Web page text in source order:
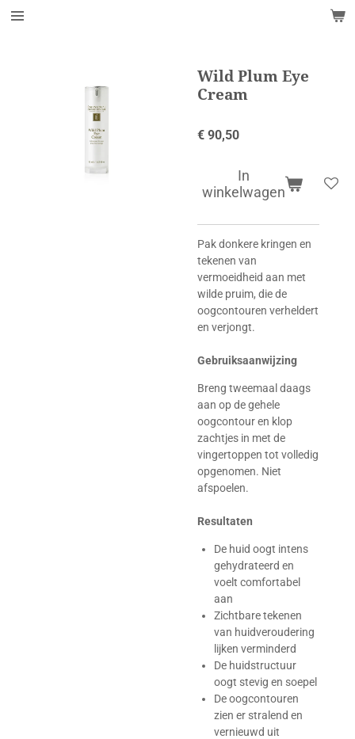
Ga
Wild Plum Eye
Cream
€ 90,50
In
winkelwagen
Pak donkere kringen en
tekenen van
vermoeidheid aan met
wilde pruim, die de
oogcontouren verheldert
en verjongt.
Gebruiksaanwijzing
Breng tweemaal daags
aan op de gehele
oogcontour en klop
zachtjes in met de
vingertoppen tot volledig
opgenomen. Niet
afspoelen.
Resultaten
De huid oogt intens
gehydrateerd en
voelt comfortabel
aan
Zichtbare tekenen
van huidveroudering
lijken verminderd
De huidstructuur
oogt stevig en soepel
De oogcontouren
zien er stralend en
vernieuwd uit